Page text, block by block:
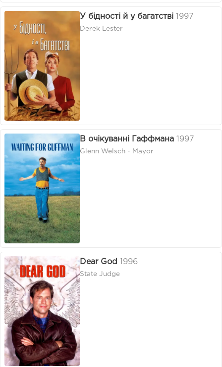
У бідності й у багатстві 1997
Derek Lester
В очікуванні Гаффмана 1997
Glenn Welsch - Mayor
Dear God 1996
State Judge